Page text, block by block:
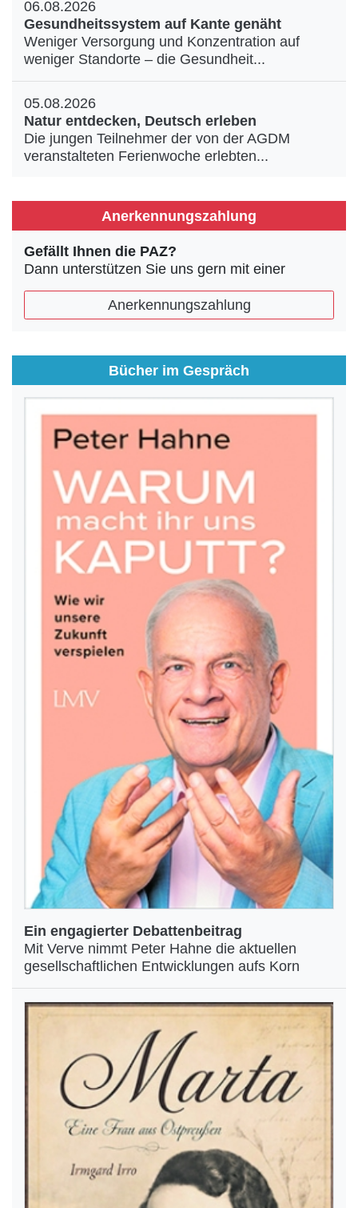
06.08.2026
Gesundheitssystem auf Kante genäht
Weniger Versorgung und Konzentration auf
weniger Standorte – die Gesundheit...
05.08.2026
Natur entdecken, Deutsch erleben
Die jungen Teilnehmer der von der AGDM
veranstalteten Ferienwoche erlebten...
Anerkennungszahlung
Gefällt Ihnen die PAZ?
Dann unterstützen Sie uns gern mit einer
Anerkennungszahlung
Bücher im Gespräch
Ein engagierter Debattenbeitrag
Mit Verve nimmt Peter Hahne die aktuellen
gesellschaftlichen Entwicklungen aufs Korn